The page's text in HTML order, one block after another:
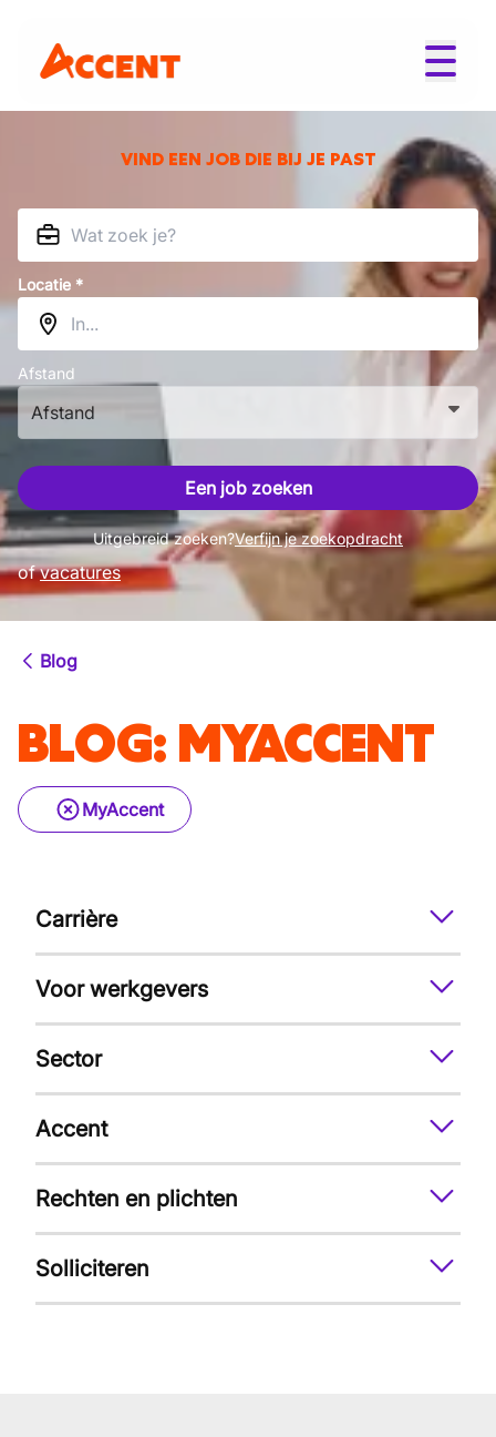
VIND EEN JOB DIE BIJ JE PAST
Locatie *
Afstand
Afstand
Een job zoeken
Uitgebreid zoeken?Verfijn je zoekopdracht
of vacatures
Blog
BLOG: MYACCENT
MyAccent
Carrière
Voor werkgevers
Sector
Accent
Rechten en plichten
Solliciteren